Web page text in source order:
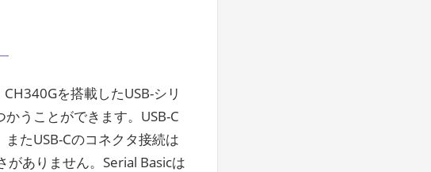
CH340Gを搭載したUSB-シリ
うことができます。USB-C
たUSB-Cのコネクタ接続は
がありません。Serial Basicは